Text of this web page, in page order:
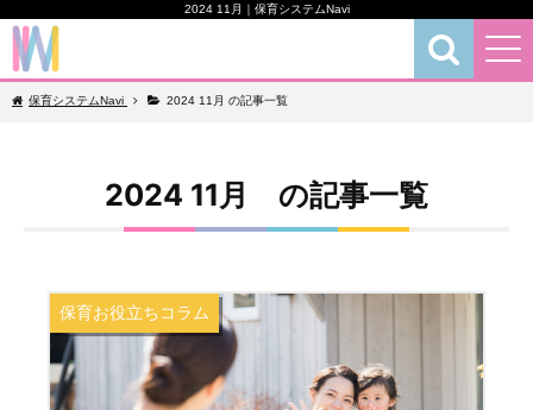
2024 11月｜保育システムNavi
保育システムNavi 2024 11月 の記事一覧
2024 11月 の記事一覧
保育お役立ちコラム
保育お役立ちコラム